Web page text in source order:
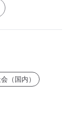
（国内）